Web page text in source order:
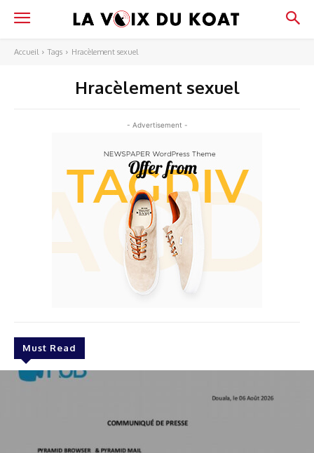
Accueil Tags Hracèlement sexuel
Hracèlement sexuel
- Advertisement -
Must Read